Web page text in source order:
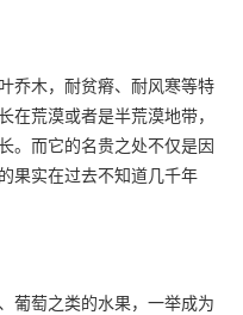
乔木，耐贫瘠、耐风寒等特
荒漠或者是半荒漠地带，
。而它的名贵之处不仅是因
果实在过去不知道几千年
葡萄之类的水果，一举成为